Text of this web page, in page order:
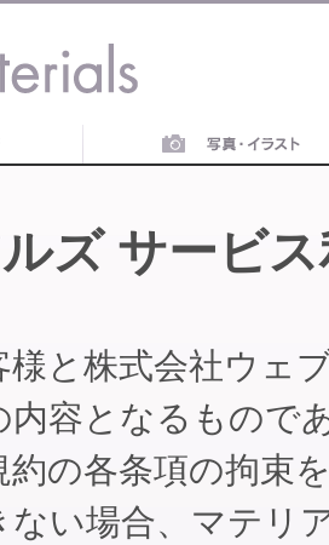
ズ サービ
様と株式会社ウェ
内容となるもので
約の各条項の拘束
ない場合、マテリ